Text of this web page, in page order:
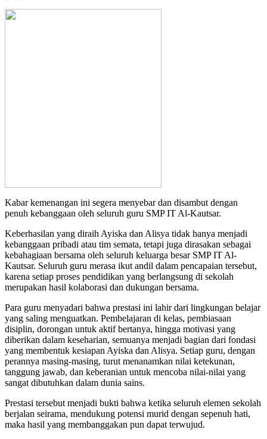
Kabar kemenangan ini segera menyebar dan disambut dengan
penuh kebanggaan oleh seluruh guru SMP IT Al-Kautsar.
Keberhasilan yang diraih Ayiska dan Alisya tidak hanya menjadi
kebanggaan pribadi atau tim semata, tetapi juga dirasakan sebagai
kebahagiaan bersama oleh seluruh keluarga besar SMP IT Al-
Kautsar. Seluruh guru merasa ikut andil dalam pencapaian tersebut,
karena setiap proses pendidikan yang berlangsung di sekolah
merupakan hasil kolaborasi dan dukungan bersama.
Para guru menyadari bahwa prestasi ini lahir dari lingkungan belajar
yang saling menguatkan. Pembelajaran di kelas, pembiasaan
disiplin, dorongan untuk aktif bertanya, hingga motivasi yang
diberikan dalam keseharian, semuanya menjadi bagian dari fondasi
yang membentuk kesiapan Ayiska dan Alisya. Setiap guru, dengan
perannya masing-masing, turut menanamkan nilai ketekunan,
tanggung jawab, dan keberanian untuk mencoba nilai-nilai yang
sangat dibutuhkan dalam dunia sains.
Prestasi tersebut menjadi bukti bahwa ketika seluruh elemen sekolah
berjalan seirama, mendukung potensi murid dengan sepenuh hati,
maka hasil yang membanggakan pun dapat terwujud.